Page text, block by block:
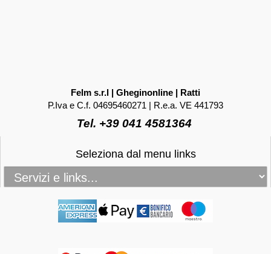
Felm s.r.l | Gheginonline | Ratti
P.Iva e C.f. 04695460271 | R.e.a. VE 441793
Tel. +39 041 4581364
Seleziona dal menu links